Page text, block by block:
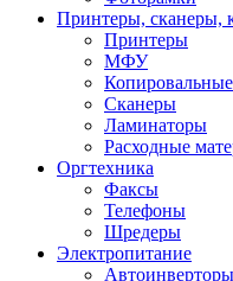
Принтеры, сканеры,
Принтеры
МФУ
Сканеры
Ламинаторы
Расходные
Оргтехника
Факсы
Телефоны
Шредеры
Электропитание
Автоинверторы